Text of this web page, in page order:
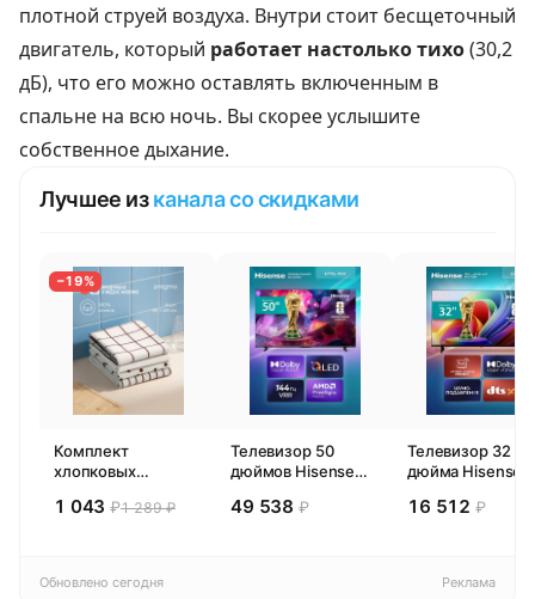
плотной струей воздуха. Внутри стоит бесщеточный
двигатель, который работает настолько тихо(30,2
дБ), что его можно оставлять включенным в
спальне на всю ночь. Вы скорее услышите
собственное дыхание.
Лучшее изканала со скидками
−19%
Комплект
хлопковых
полотенец 4 шт,
1 043₽1 289 ₽
Телевизор 50
дюймов Hisense
(2026) Смарт ТВ
49 538 ₽
Телевизор 32
дюйма Hisense
Смарт ТВ HD
16 512 ₽
Обновлено сегодня Реклама